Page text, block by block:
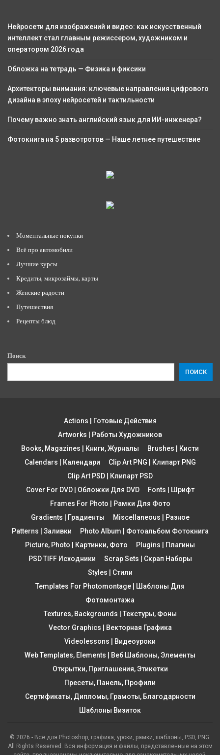
Нейросети для изображений и видео: как искусственный
интеллект стал главным режиссером, художником и
оператором 2026 года
Обложка на тетрадь — Физика и фиксики
Архитекторы внимания: ключевые направления цифрового
дизайна в эпоху нейросетей и тактильности
Почему важно знать английский язык для ИИ-инженера?
Фотокнига на 5 развотротов — Наше летнее путешествие
Моментальные покупки
Всё про автомобили
Лучшие курсы
Кредиты, микрозаймы, карты
Женские радости
Путешествия
Рецепты блюд
Поиск
ПОИСК
Actions | Готовые Действия
Artworks | Работы Художников
Books, Magazines | Книги, Журналы
Brushes | Кисти
Calendars | Календари
Clip Art PNG | Клипарт PNG
Clip Art PSD | Клипарт PSD
Cover For DVD | Обложки Для DVD
Fonts | Шрифт
Frames For Photo | Рамки Для Фото
Gradients | Градиенты
Miscellaneous | Разное
Patterns | Заливки
Photo Album | Фотоальбом Фотокнига
Picture, Photo | Картинки, Фото
Plugins | Плагины
PSD TIFF Исходники
Scrap Sets | Скрап Наборы
Styles | Стили
Templates For Photomontage | Шаблоны Для
Фотомонтажа
Textures, Backgrounds | Текстуры, Фоны
Vector Graphics | Векторная Графика
Videolessons | Видеоуроки
Web Templates, Elements | Веб Шаблоны, Элементы
Открытки, Приглашения, Этикетки
Пресеты, Панель, Профили
Сертификаты, Дипломы, Грамоты, Благодарности
Шаблоны Визиток
© 2026 - Всё для Photoshop, графика, уроки, рамки, шаблоны, PSD, PNG.
All Rights Reserved. Вся информация и файлы, представленные на этом